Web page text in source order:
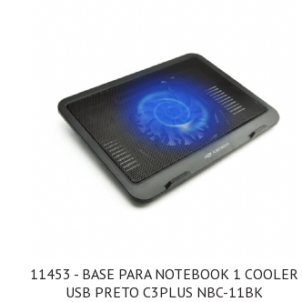
11453 - BASE PARA NOTEBOOK 1 COOLER
USB PRETO C3PLUS NBC-11BK